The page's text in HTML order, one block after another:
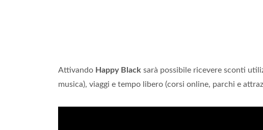
Attivando Happy Black sarà possibile ricevere sconti
musica), viaggi e tempo libero (corsi online, parchi e